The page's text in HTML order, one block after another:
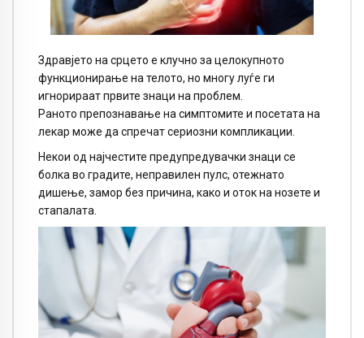
Здравјето на срцето е клучно за целокупното
функционирање на телото, но многу луѓе ги
игнорираат првите знаци на проблем.
Раното препознавање на симптомите и посетата на
лекар може да спречат сериозни компликации.
Некои од најчестите предупредувачки знаци се
болка во градите, неправилен пулс, отежнато
дишење, замор без причина, како и оток на нозете и
стапалата.